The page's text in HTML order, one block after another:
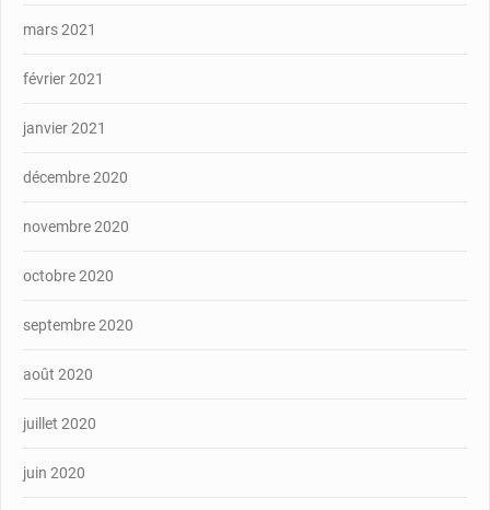
mars 2021
février 2021
janvier 2021
décembre 2020
novembre 2020
octobre 2020
septembre 2020
août 2020
juillet 2020
juin 2020